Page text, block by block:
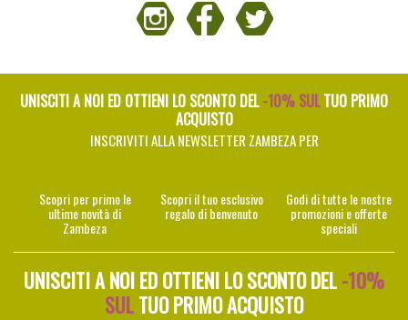
UNISCITI A NOI ED OTTIENI LO SCONTO DEL-10% SULTUO PRIMO
ACQUISTO
INSCRIVITI ALLA NEWSLETTER ZAMBEZA PER
Scopri per primo le
ultime novità di
Zambeza
Scopri il tuo esclusivo
regalo di benvenuto
Godi di tutte le nostre
promozioni e offerte
speciali
UNISCITI A NOI ED OTTIENI LO SCONTO DEL-10%
SULTUO PRIMO ACQUISTO